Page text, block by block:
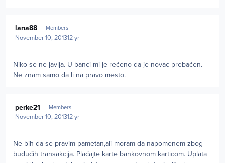
lana88 Members
November 10, 201312 yr
Niko se ne javlja. U banci mi je rečeno da je novac prebačen.
Ne znam samo da li na pravo mesto.
perke21 Members
November 10, 201312 yr
Ne bih da se pravim pametan,ali moram da napomenem zbog
budućih transakcija. Plaćajte karte bankovnom karticom. Uplata